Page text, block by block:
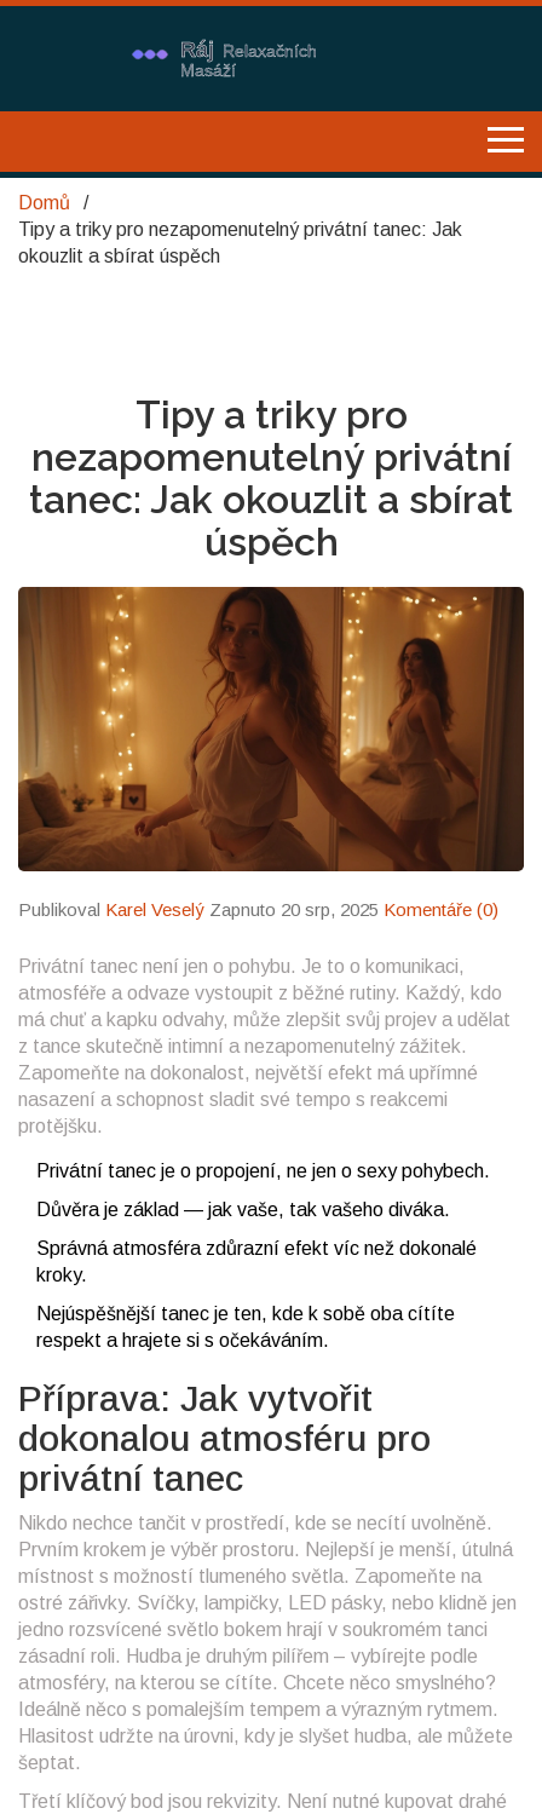
Domů
Tipy a triky pro nezapomenutelný privátní tanec: Jak
okouzlit a sbírat úspěch
Tipy a triky pro
nezapomenutelný privátní
tanec: Jak okouzlit a sbírat
úspěch
Publikoval Karel Veselý Zapnuto 20 srp, 2025 Komentáře (0)
Privátní tanec není jen o pohybu. Je to o komunikaci,
atmosféře a odvaze vystoupit z běžné rutiny. Každý, kdo
má chuť a kapku odvahy, může zlepšit svůj projev a udělat
z tance skutečně intimní a nezapomenutelný zážitek.
Zapomeňte na dokonalost, největší efekt má upřímné
nasazení a schopnost sladit své tempo s reakcemi
protějšku.
Privátní tanec je o propojení, ne jen o sexy pohybech.
Důvěra je základ — jak vaše, tak vašeho diváka.
Správná atmosféra zdůrazní efekt víc než dokonalé
kroky.
Nejúspěšnější tanec je ten, kde k sobě oba cítíte
respekt a hrajete si s očekáváním.
Příprava: Jak vytvořit
dokonalou atmosféru pro
privátní tanec
Nikdo nechce tančit v prostředí, kde se necítí uvolněně.
Prvním krokem je výběr prostoru. Nejlepší je menší, útulná
místnost s možností tlumeného světla. Zapomeňte na
ostré zářivky. Svíčky, lampičky, LED pásky, nebo klidně jen
jedno rozsvícené světlo bokem hrají v soukromém tanci
zásadní roli. Hudba je druhým pilířem – vybírejte podle
atmosféry, na kterou se cítíte. Chcete něco smyslného?
Ideálně něco s pomalejším tempem a výrazným rytmem.
Hlasitost udržte na úrovni, kdy je slyšet hudba, ale můžete
šeptat.
Třetí klíčový bod jsou rekvizity. Není nutné kupovat drahé